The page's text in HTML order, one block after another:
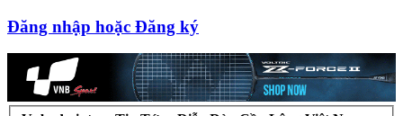
Đăng nhập hoặc Đăng ký